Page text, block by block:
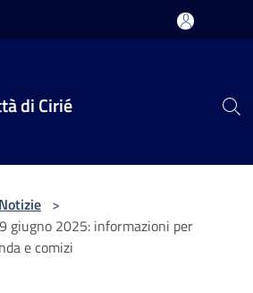
di Cirié
Notizie >
giugno 2025: informazioni per
e comizi